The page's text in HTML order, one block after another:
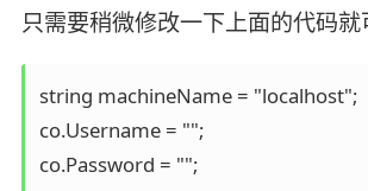
只需要稍微修改一下上面的代码就
string machineName = "localhost";
co.Username = "";
co.Password = "";